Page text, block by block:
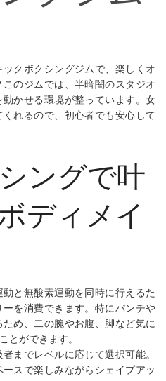
クボクシングジムで、楽しくオ
のジムでは、半暗闇のスタジオ
かせる環境が整っています。女
れるので、初心者でも安心して
ングで叶
ディメイ
と無酸素運動を同時に行えるた
を消費できます。特にパンチや
め、二の腕やお腹、脚など気に
とができます。
までレベルに応じて選択可能。
スで楽しみながらシェイプアッ